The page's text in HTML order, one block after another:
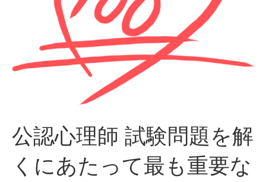
公認心理師 試験問題を解
くにあたって最も重要な